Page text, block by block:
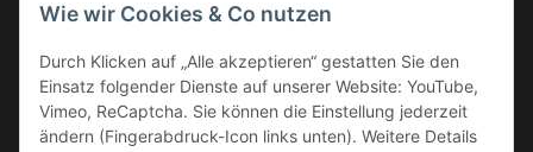
Wie wir Cookies & Co nutzen
Durch Klicken auf „Alle akzeptieren“ gestatten Sie den
Einsatz folgender Dienste auf unserer Website: YouTube,
Vimeo, ReCaptcha. Sie können die Einstellung jederzeit
ändern (Fingerabdruck-Icon links unten). Weitere Details
Service-Hotline +49 (0)6332 - 48 58 48
E-Mail:mail@tk-carparts.de
Montag-Donnerstag von 13 bis 16 Uhr